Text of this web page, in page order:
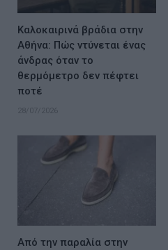
Καλοκαιρινά βράδια στην
Αθήνα: Πώς ντύνεται ένας
άνδρας όταν το
θερμόμετρο δεν πέφτει
ποτέ
28/07/2026
Από την παραλία στην